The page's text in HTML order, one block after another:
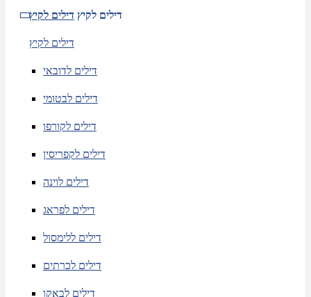
דילים לקיץ דילים לקיץ
דילים לקיץ
דילים לדובאי
דילים לבטומי
דילים לקורפו
דילים לקפריסין
דילים לוינה
דילים לפראג
דילים ללימסול
דילים לכרתים
דילים לבאקו